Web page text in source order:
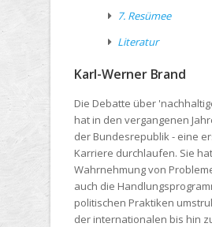
7. Resümee
Literatur
Karl-Werner Brand
Die Debatte über
hat in den vergangenen
der Bundesrepublik - eine
Karriere durchlaufen. Sie
Wahrnehmung von
auch die
politischen Praktiken
der internationalen bis hin